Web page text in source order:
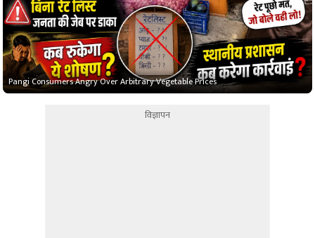
Pangi Consumers Angry Over Arbitrary Vegetable Prices
विज्ञापन